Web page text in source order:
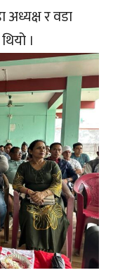
र वडा
।